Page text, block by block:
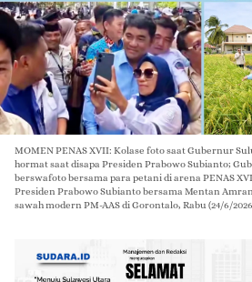
MOMEN PENAS XVII: Kolase foto saat Gubernur
hormat saat disapa Presiden Prabowo Subianto;
berswafoto bersama para petani di arena PENAS
Presiden Prabowo Subianto bersama Mentan
sawah modern PM-AAS di Gorontalo, Rabu (24/6/